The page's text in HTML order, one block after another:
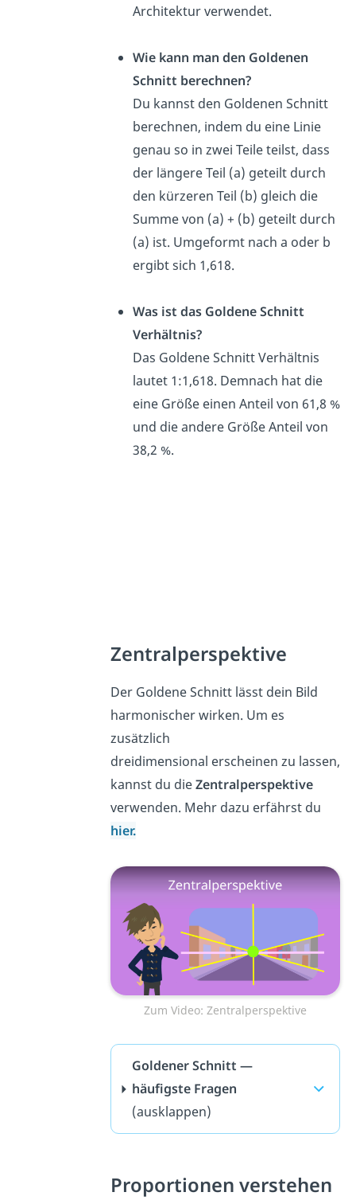
Architektur verwendet.
Wie kann man den Goldenen
Schnitt berechnen?
Du kannst den Goldenen Schnitt
berechnen, indem du eine Linie
genau so in zwei Teile teilst, dass
der längere Teil (a) geteilt durch
den kürzeren Teil (b) gleich die
Summe von (a) + (b) geteilt durch
(a) ist. Umgeformt nach a oder b
ergibt sich 1,618.
Was ist das Goldene Schnitt
Verhältnis?
Das Goldene Schnitt Verhältnis
lautet 1:1,618. Demnach hat die
eine Größe einen Anteil von 61,8 %
und die andere Größe Anteil von
38,2 %.
Zentralperspektive
Der Goldene Schnitt lässt dein Bild
harmonischer wirken. Um es
zusätzlich
dreidimensional erscheinen zu lassen,
kannst du dieZentralperspektive
verwenden. Mehr dazu erfährst du
hier.
Zum Video: Zentralperspektive
Goldener Schnitt —
häufigste Fragen
(ausklappen)
Proportionen verstehen